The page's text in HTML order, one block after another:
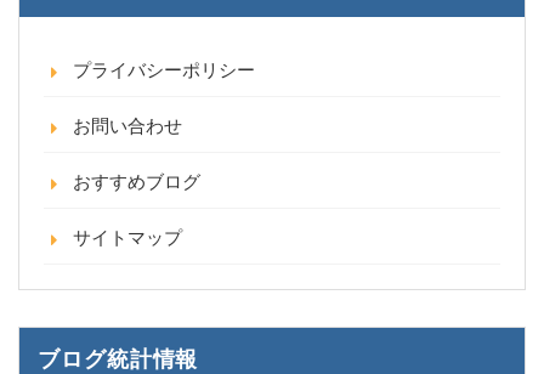
プライバシーポリシー
お問い合わせ
おすすめブログ
サイトマップ
ブログ統計情報